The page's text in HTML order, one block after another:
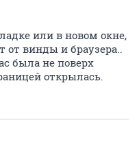
или в новом окне,
от винды и браузера..
была не поверх
открылась.